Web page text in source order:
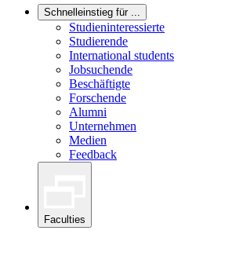
Schnelleinstieg für ...
Studieninteressierte
Studierende
International students
Jobsuchende
Beschäftigte
Forschende
Alumni
Unternehmen
Medien
Feedback
Faculties